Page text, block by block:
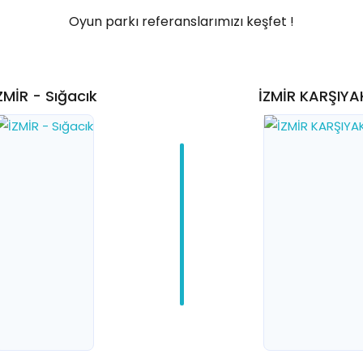
Oyun parkı referanslarımızı keşfet !
- Sığacık İZMİR